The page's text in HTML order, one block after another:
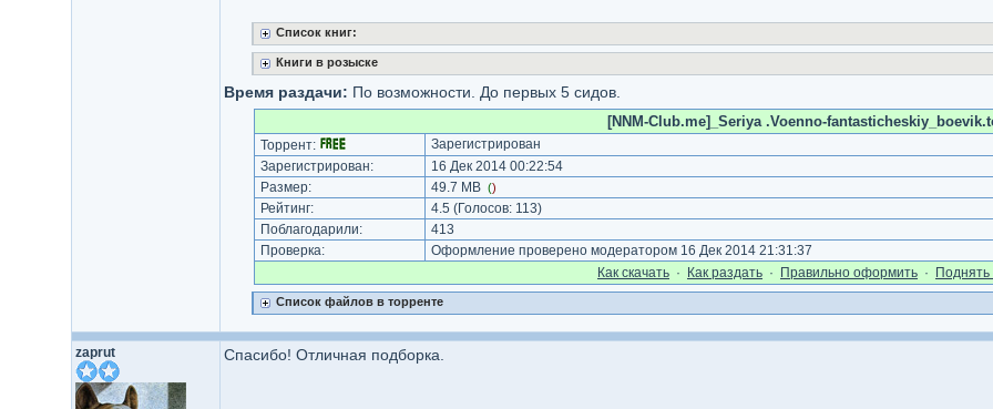
Список книг:
Книги в розыске
Время раздачи: По возможности. До первых 5 сидов.
[NNM-Club.me]_Seriya .Voenno-
Торрент:
Зарегистрирован
Зарегистрирован:
16 Дек 2014 00:22:54
Размер:
49.7 MB ()
Рейтинг: 4.5 (Голосов: 113)
Поблагодарили:
413
Проверка:
Оформление проверено модератором 16 Дек 2014 21:31:37
Как cкачать · Как раздать · Правильно оформить · Поднять
Список файлов в торренте
zaprut Спасибо! Отличная подборка.